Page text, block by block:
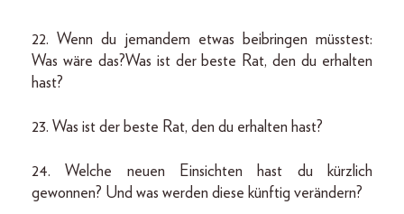
22. Wenn du jemandem etwas beibringen müsstest:
Was wäre das?Was ist der beste Rat, den du erhalten
hast?
23. Was ist der beste Rat, den du erhalten hast?
24. Welche neuen Einsichten hast du kürzlich
gewonnen? Und was werden diese künftig verändern?